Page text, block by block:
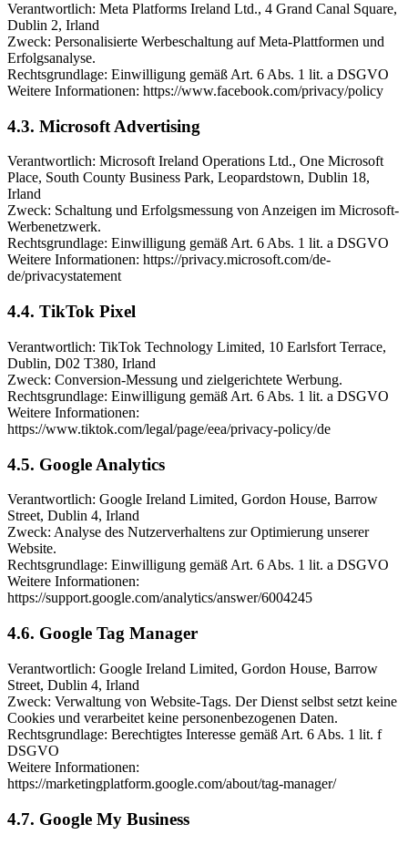
Verantwortlich: Meta Platforms Ireland Ltd., 4 Grand Canal Square,
Dublin 2, Irland
Zweck: Personalisierte Werbeschaltung auf Meta-Plattformen und
Erfolgsanalyse.
Rechtsgrundlage: Einwilligung gemäß Art. 6 Abs. 1 lit. a DSGVO
Weitere Informationen: https://www.facebook.com/privacy/policy
4.3. Microsoft Advertising
Verantwortlich: Microsoft Ireland Operations Ltd., One Microsoft
Place, South County Business Park, Leopardstown, Dublin 18,
Irland
Zweck: Schaltung und Erfolgsmessung von Anzeigen im Microsoft-
Werbenetzwerk.
Rechtsgrundlage: Einwilligung gemäß Art. 6 Abs. 1 lit. a DSGVO
Weitere Informationen: https://privacy.microsoft.com/de-
de/privacystatement
4.4. TikTok Pixel
Verantwortlich: TikTok Technology Limited, 10 Earlsfort Terrace,
Dublin, D02 T380, Irland
Zweck: Conversion-Messung und zielgerichtete Werbung.
Rechtsgrundlage: Einwilligung gemäß Art. 6 Abs. 1 lit. a DSGVO
Weitere Informationen:
https://www.tiktok.com/legal/page/eea/privacy-policy/de
4.5. Google Analytics
Verantwortlich: Google Ireland Limited, Gordon House, Barrow
Street, Dublin 4, Irland
Zweck: Analyse des Nutzerverhaltens zur Optimierung unserer
Website.
Rechtsgrundlage: Einwilligung gemäß Art. 6 Abs. 1 lit. a DSGVO
Weitere Informationen:
https://support.google.com/analytics/answer/6004245
4.6. Google Tag Manager
Verantwortlich: Google Ireland Limited, Gordon House, Barrow
Street, Dublin 4, Irland
Zweck: Verwaltung von Website-Tags. Der Dienst selbst setzt keine
Cookies und verarbeitet keine personenbezogenen Daten.
Rechtsgrundlage: Berechtigtes Interesse gemäß Art. 6 Abs. 1 lit. f
DSGVO
Weitere Informationen:
https://marketingplatform.google.com/about/tag-manager/
4.7. Google My Business